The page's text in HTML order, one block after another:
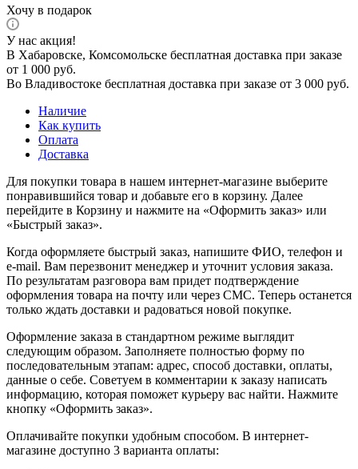
Хочу в подарок
У нас акция!
В Хабаровске, Комсомольске бесплатная доставка при заказе
от 1 000 руб.
Во Владивостоке бесплатная доставка при заказе от 3 000 руб.
Наличие
Как купить
Оплата
Доставка
Для покупки товара в нашем интернет-магазине выберите
понравившийся товар и добавьте его в корзину. Далее
перейдите в Корзину и нажмите на «Оформить заказ» или
«Быстрый заказ».
Когда оформляете быстрый заказ, напишите ФИО, телефон и
e-mail. Вам перезвонит менеджер и уточнит условия заказа.
По результатам разговора вам придет подтверждение
оформления товара на почту или через СМС. Теперь останется
только ждать доставки и радоваться новой покупке.
Оформление заказа в стандартном режиме выглядит
следующим образом. Заполняете полностью форму по
последовательным этапам: адрес, способ доставки, оплаты,
данные о себе. Советуем в комментарии к заказу написать
информацию, которая поможет курьеру вас найти. Нажмите
кнопку «Оформить заказ».
Оплачивайте покупки удобным способом. В интернет-
магазине доступно 3 варианта оплаты: